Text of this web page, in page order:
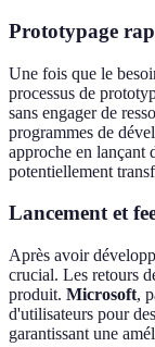
Prototypage
Une fois que le
processus de
sans engager de
programmes de
approche en lançant
potentiellement
Lancement et
Après avoir
crucial. Les retours
produit. Microsoft,
d'utilisateurs pour
garantissant une